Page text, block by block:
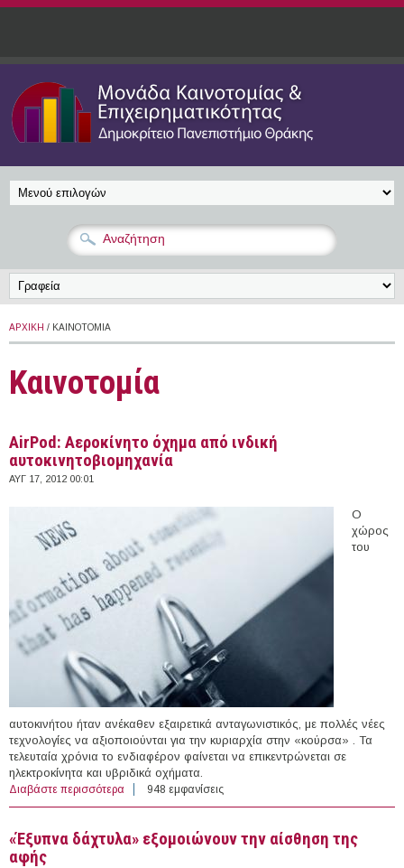
Παράκαμψη προς το κυρίως περιεχόμενο
ΑΡΧΙΚΉ / ΚΑΙΝΟΤΟΜΊΑ
Καινοτομία
AirPod: Αεροκίνητο όχημα από ινδική
αυτοκινητοβιομηχανία
ΑΥΓ 17, 2012 00:01
Ο
χώρος
του
αυτοκινήτου ήταν ανέκαθεν εξαιρετικά ανταγωνιστικός, με πολλές νέες
τεχνολογίες να αξιοποιούνται για την κυριαρχία στην «κούρσα» . Τα
τελευταία χρόνια το ενδιαφέρον φαίνεται να επικεντρώνεται σε
ηλεκτροκίνητα και υβριδικά οχήματα.
Διαβάστε περισσότερα για AirPod: Αεροκίνητο όχημα από ινδική
αυτοκινητοβιομηχανία
948 εμφανίσεις
«Έξυπνα δάχτυλα» εξομοιώνουν την αίσθηση της
αφής